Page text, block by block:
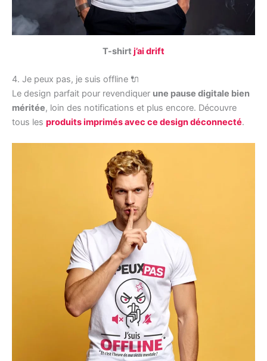
T-shirt j’ai drift
4. Je peux pas, je suis offline 🔌
Le design parfait pour revendiquer une pause digitale bien
méritée, loin des notifications et plus encore. Découvre
tous les produits imprimés avec ce design déconnecté.